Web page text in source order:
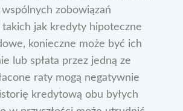
zobowiązań
jak kredyty hipoteczne
konieczne może być ich
lub spłata przez jedną ze
raty mogą negatywnie
kredytową obu byłych